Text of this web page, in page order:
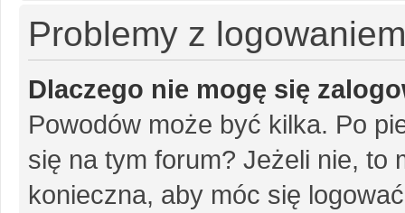
Problemy z
Dlaczego nie mogę się
Powodów może być kilka. Po
się na tym forum? Jeżeli nie, to
konieczna, aby móc się